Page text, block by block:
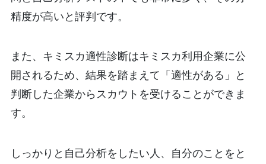
精度が高いと評判です。
また、キミスカ適性診断はキミスカ利用企業に公
開されるため、結果を踏まえて「適性がある」と
判断した企業からスカウトを受けることができま
す。
しっかりと自己分析をしたい人、自分のことをと